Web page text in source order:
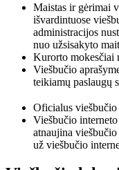
Maistas ir gėrimai
išvardintuose
administracijos
nuo užsisakyto
Kurorto mokesčiai
Viešbučio
teikiamų paslaugų
Oficialus
Viešbučio
atnaujina
už viešbučio